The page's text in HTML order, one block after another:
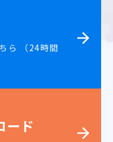
ら （24時間
ード